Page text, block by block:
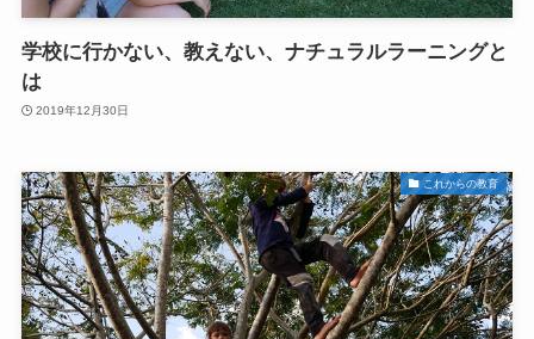
学校に行かない、教えない、ナチュラルラーニングと
は
2019年12月30日
これからの教育